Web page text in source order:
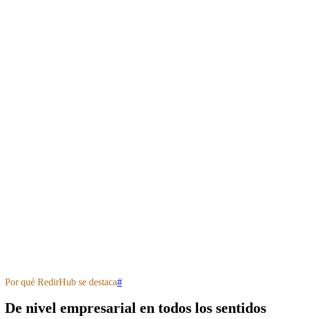
Surge spread across the global edge — every redirect kept resolving in sub-100ms.
Por qué RedirHub se destaca#
De nivel empresarial en todos los sentidos